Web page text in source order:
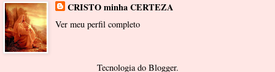
CRISTO minha CERTEZA
Ver meu perfil completo
Tecnologia do Blogger.